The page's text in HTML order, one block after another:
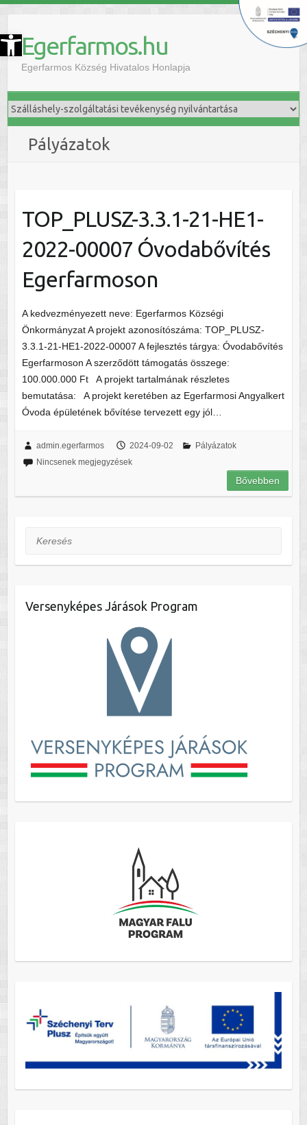
Eszköztár megnyitása Egerfarmos.hu
Egerfarmos Község Hivatalos Honlapja
Pályázatok
TOP_PLUSZ-3.3.1-21-HE1-
2022-00007 Óvodabővítés
Egerfarmoson
A kedvezményezett neve: Egerfarmos Községi
Önkormányzat A projekt azonosítószáma: TOP_PLUSZ-
3.3.1-21-HE1-2022-00007 A fejlesztés tárgya: Óvodabővítés
Egerfarmoson A szerződött támogatás összege:
100.000.000 Ft A projekt tartalmának részletes
bemutatása: A projekt keretében az Egerfarmosi Angyalkert
Óvoda épületének bővítése tervezett egy jól…
admin.egerfarmos 2024-09-02
Pályázatok
Nincsenek megjegyzések
Bővebben
Keresés
Versenyképes Járások Program